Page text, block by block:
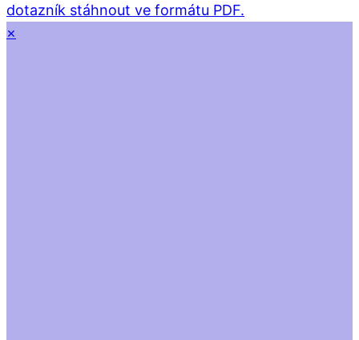
dotazník stáhnout ve formátu PDF.
×